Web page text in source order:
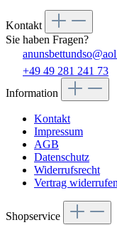
Kontakt
Sie haben Fragen?
+49 49 281 241 73
Information
Kontakt
Impressum
AGB
Datenschutz
Widerrufsrecht
Vertrag widerrufen
Shopservice